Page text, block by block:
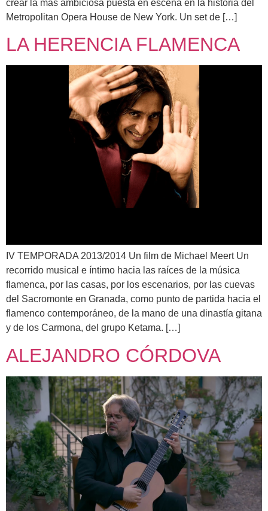
crear la más ambiciosa puesta en escena en la historia del
Metropolitan Opera House de New York. Un set de […]
LA HERENCIA FLAMENCA
IV TEMPORADA 2013/2014 Un film de Michael Meert Un
recorrido musical e íntimo hacia las raíces de la música
flamenca, por las casas, por los escenarios, por las cuevas
del Sacromonte en Granada, como punto de partida hacia el
flamenco contemporáneo, de la mano de una dinastía gitana
y de los Carmona, del grupo Ketama. […]
ALEJANDRO CÓRDOVA